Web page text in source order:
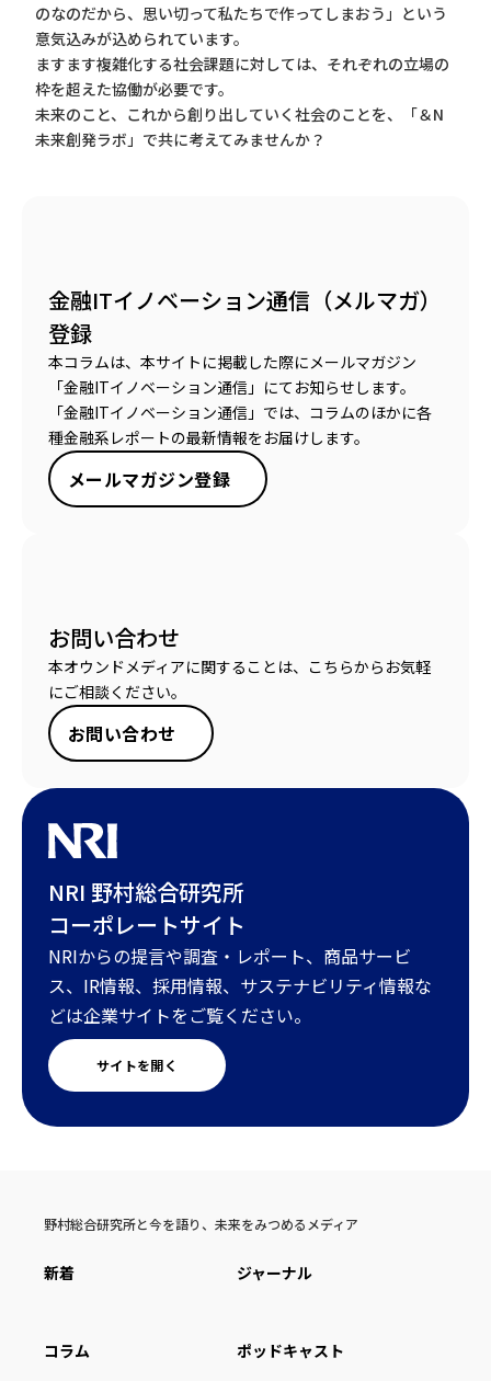
のなのだから、思い切って私たちで作ってしまおう」という
意気込みが込められています。
ますます複雑化する社会課題に対しては、それぞれの立場の
枠を超えた協働が必要です。
未来のこと、これから創り出していく社会のことを、「＆N
未来創発ラボ」で共に考えてみませんか？
金融ITイノベーション通信（メルマガ）
登録
本コラムは、本サイトに掲載した際にメールマガジン
「金融ITイノベーション通信」にてお知らせします。
「金融ITイノベーション通信」では、コラムのほかに各
種金融系レポートの最新情報をお届けします。
メールマガジン登録
お問い合わせ
本オウンドメディアに関することは、こちらからお気軽
にご相談ください。
お問い合わせ
NRI 野村総合研究所
コーポレートサイト
NRIからの提言や調査・レポート、商品サービ
ス、IR情報、採用情報、サステナビリティ情報な
どは企業サイトをご覧ください。
サイトを開く
野村総合研究所と今を語り、未来をみつめるメディア
新着 ジャーナル
コラム ポッドキャスト